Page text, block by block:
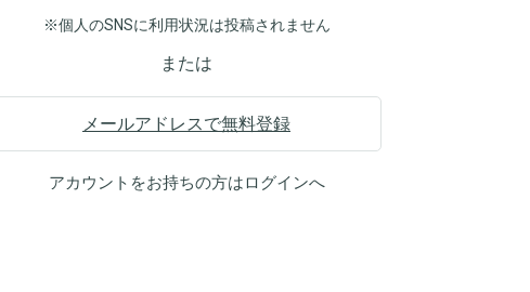
※個人のSNSに利用状況は投稿されません
または
メールアドレスで無料登録
アカウントをお持ちの方はログインへ